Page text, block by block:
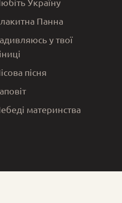
Україну
Панна
у твої
пісня
материнства